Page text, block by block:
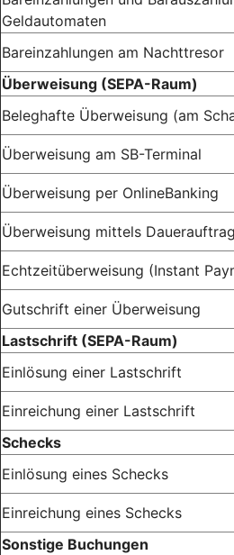
Geldautomaten
Bareinzahlungen am Nachttresor
Überweisung (SEPA-Raum)
Beleghafte Überweisung (am
Überweisung am SB-Terminal
Überweisung per OnlineBanking
Überweisung mittels Dauerauftrag
Echtzeitüberweisung (Instant
Gutschrift einer Überweisung
Lastschrift (SEPA-Raum)
Einlösung einer Lastschrift
Einreichung einer Lastschrift
Schecks
Einlösung eines Schecks
Einreichung eines Schecks
Sonstige Buchungen